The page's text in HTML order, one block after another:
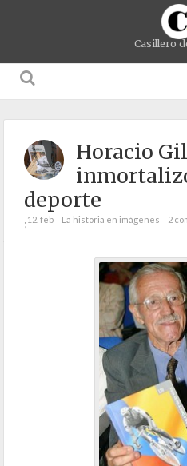
Casillero
Horacio
deporte
;12. feb La historia en imágenes 2